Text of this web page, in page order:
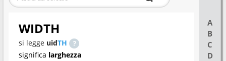
A
B
C
D
WIDTH
si legge uidTH
significa larghezza